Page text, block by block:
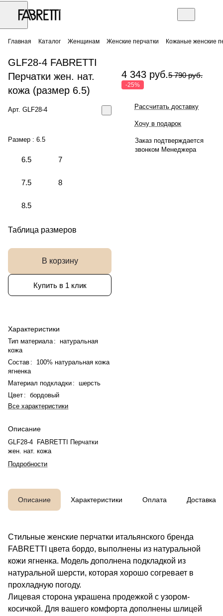
Главная Каталог Женщинам Женские перчатки Кожаные женские
GLF28-4 FABRETTI
Перчатки жен. нат.
кожа (размер 6.5)
Арт. GLF28-4
Размер : 6.5
6.5 7
7.5 8
8.5
Таблица размеров
В корзину
Купить в 1 клик
Характеристики
Тип материала : натуральная
кожа
Состав :
100% натуральная кожа
ягненка
Материал подкладки : шерсть
Цвет : бордовый
Все характеристики
Описание
GLF28-4 FABRETTI Перчатки
жен. нат. кожа
Подробности
4 343 руб.5 790 руб.
-25%
Рассчитать доставку
Хочу в подарок
Заказ подтверждается
звонком Менеджера
Описание Характеристики Оплата Доставка
Стильные женские перчатки итальянского бренда
FABRETTI цвета бордо, выполнены из натуральной
кожи ягненка. Модель дополнена подкладкой из
натуральной шерсти, которая хорошо согревает в
прохладную погоду.
Лицевая сторона украшена продежкой с узором-
косичкой. Для вашего комфорта дополнены шлицей